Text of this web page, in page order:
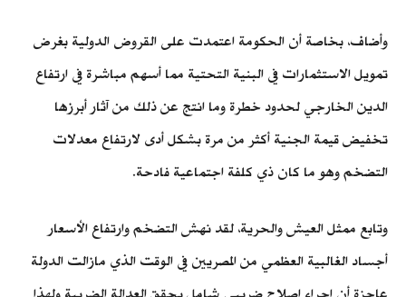
وأضاف، بخاصة أن الحكومة اعتمدت على القروض الدولية بغرض
تمويل الاستثمارات في البنية التحتية مما أسهم مباشرة في ارتفاع
الدين الخارجي لحدود خطرة وما انتج عن ذلك من آثار أبرزها
تخفيض قيمة الجنية أكثر من مرة بشكل أدى لارتفاع معدلات
التضخم وهو ما كان ذي كلفة اجتماعية فادحة.
وتابع ممثل العيش والحرية، لقد نهش التضخم وارتفاع الأسعار
أجساد الغالبية العظمي من المصريين في الوقت الذي مازالت الدولة